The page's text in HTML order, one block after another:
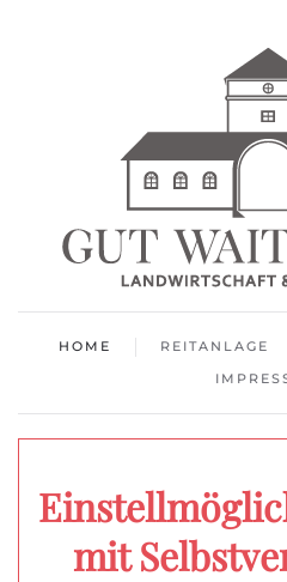
HOME REITANLAGE
mit